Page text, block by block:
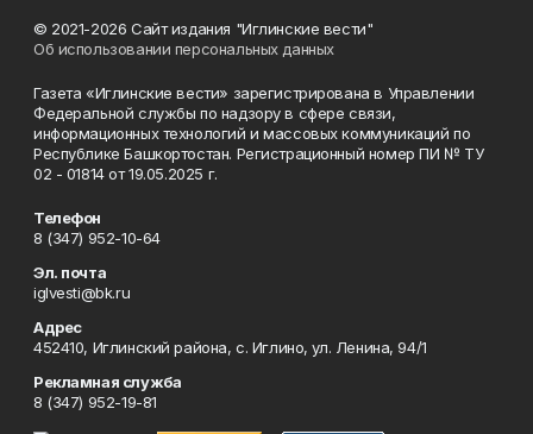
© 2021-2026 Сайт издания "Иглинские вести"
Об использовании персональных данных
Газета «Иглинские вести» зарегистрирована в Управлении
Федеральной службы по надзору в сфере связи,
информационных технологий и массовых коммуникаций по
Республике Башкортостан. Регистрационный номер ПИ № ТУ
02 - 01814 от 19.05.2025 г.
Телефон
8 (347) 952-10-64
Эл. почта
iglvesti@bk.ru
Адрес
452410, Иглинский района, с. Иглино, ул. Ленина, 94/1
Рекламная служба
8 (347) 952-19-81